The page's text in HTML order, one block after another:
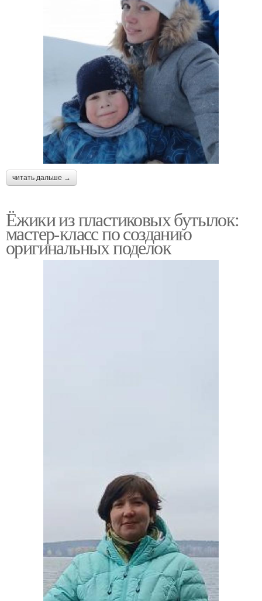
читать дальше →
Ёжики из пластиковых бутылок:
мастер-класс по созданию
оригинальных поделок